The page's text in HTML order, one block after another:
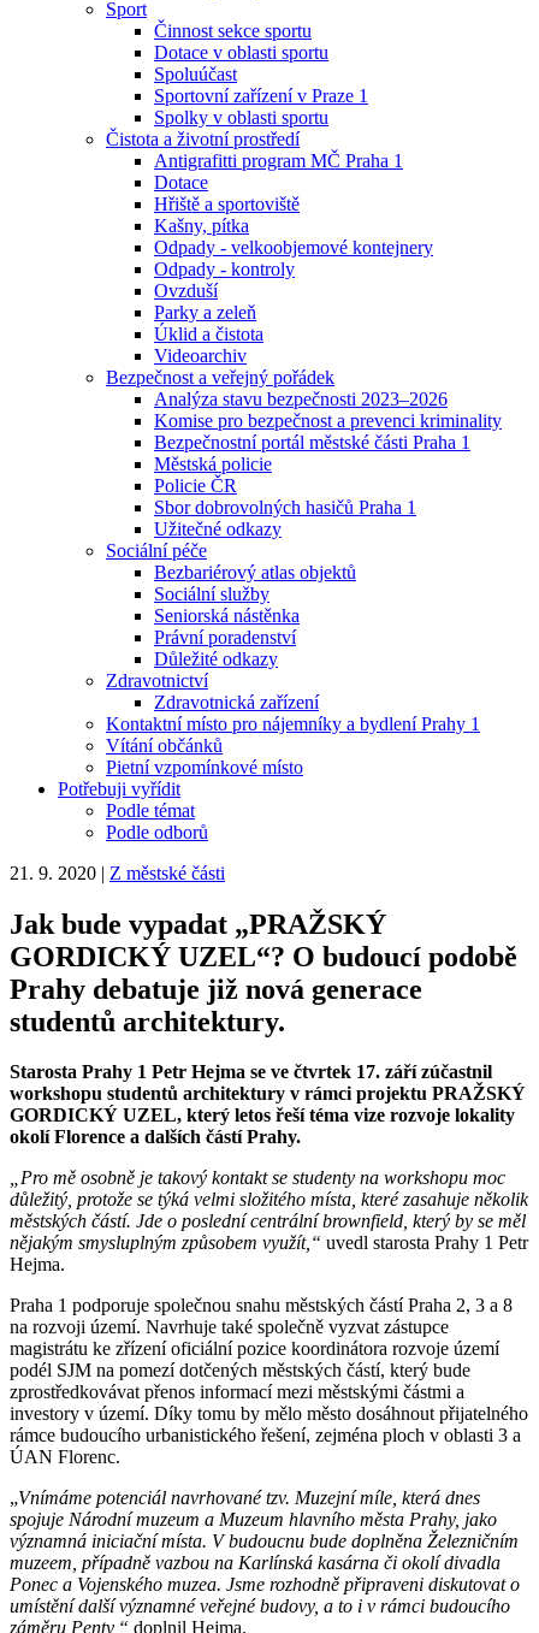
Sport
Činnost sekce sportu
Dotace v oblasti sportu
Spoluúčast
Sportovní zařízení v Praze 1
Spolky v oblasti sportu
Čistota a životní prostředí
Antigrafitti program MČ Praha 1
Dotace
Hřiště a sportoviště
Kašny, pítka
Odpady - velkoobjemové kontejnery
Odpady - kontroly
Ovzduší
Parky a zeleň
Úklid a čistota
Videoarchiv
Bezpečnost a veřejný pořádek
Analýza stavu bezpečnosti 2023–2026
Komise pro bezpečnost a prevenci kriminality
Bezpečnostní portál městské části Praha 1
Městská policie
Policie ČR
Sbor dobrovolných hasičů Praha 1
Užitečné odkazy
Sociální péče
Bezbariérový atlas objektů
Sociální služby
Seniorská nástěnka
Právní poradenství
Důležité odkazy
Zdravotnictví
Zdravotnická zařízení
Kontaktní místo pro nájemníky a bydlení Prahy 1
Vítání občánků
Pietní vzpomínkové místo
Potřebuji vyřídit
Podle témat
Podle odborů
21. 9. 2020 | Z městské části
Jak bude vypadat „PRAŽSKÝ
GORDICKÝ UZEL“? O budoucí podobě
Prahy debatuje již nová generace
studentů architektury.
Starosta Prahy 1 Petr Hejma se ve čtvrtek 17. září zúčastnil
workshopu studentů architektury v rámci projektu PRAŽSKÝ
GORDICKÝ UZEL, který letos řeší téma vize rozvoje lokality
okolí Florence a dalších částí Prahy.
„Pro mě osobně je takový kontakt se studenty na workshopu moc
důležitý, protože se týká velmi složitého místa, které zasahuje několik
městských částí. Jde o poslední centrální brownfield, který by se měl
nějakým smysluplným způsobem využít,“ uvedl starosta Prahy 1 Petr
Hejma.
Praha 1 podporuje společnou snahu městských částí Praha 2, 3 a 8
na rozvoji území. Navrhuje také společně vyzvat zástupce
magistrátu ke zřízení oficiální pozice koordinátora rozvoje území
podél SJM na pomezí dotčených městských částí, který bude
zprostředkovávat přenos informací mezi městskými částmi a
investory v území. Díky tomu by mělo město dosáhnout přijatelného
rámce budoucího urbanistického řešení, zejména ploch v oblasti 3 a
ÚAN Florenc.
„Vnímáme potenciál navrhované tzv. Muzejní míle, která dnes
spojuje Národní muzeum a Muzeum hlavního města Prahy, jako
významná iniciační místa. V budoucnu bude doplněna Železničním
muzeem, případně vazbou na Karlínská kasárna či okolí divadla
Ponec a Vojenského muzea. Jsme rozhodně připraveni diskutovat o
umístění další významné veřejné budovy, a to i v rámci budoucího
záměru Penty,“ doplnil Hejma.